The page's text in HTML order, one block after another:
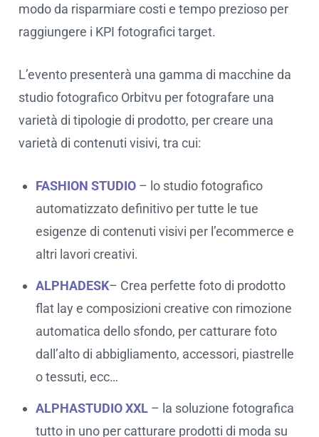
modo da risparmiare costi e tempo prezioso per
raggiungere i KPI fotografici target.
L’evento presenterà una gamma di macchine da
studio fotografico Orbitvu per fotografare una
varietà di tipologie di prodotto, per creare una
varietà di contenuti visivi, tra cui:
FASHION STUDIO – lo studio fotografico
automatizzato definitivo per tutte le tue
esigenze di contenuti visivi per l’ecommerce e
altri lavori creativi.
ALPHADESK– Crea perfette foto di prodotto
flat lay e composizioni creative con rimozione
automatica dello sfondo, per catturare foto
dall’alto di abbigliamento, accessori, piastrelle
o tessuti, ecc…
ALPHASTUDIO XXL – la soluzione fotografica
tutto in uno per catturare prodotti di moda su